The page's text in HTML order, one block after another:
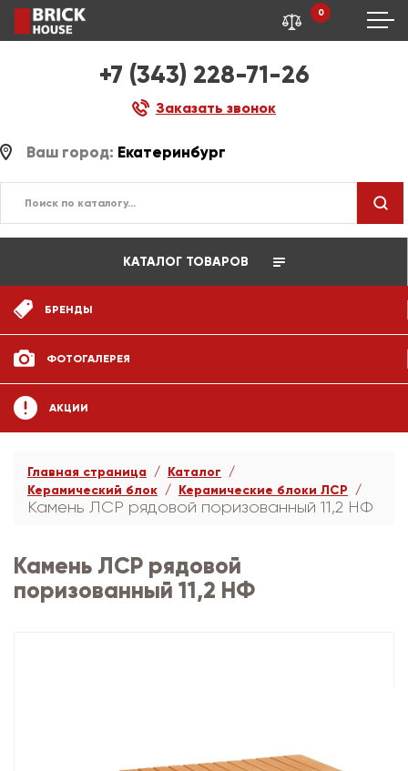
+7 (343) 228-71-26
Заказать звонок
0
Ваш город: Екатеринбург
КАТАЛОГ ТОВАРОВ
БРЕНДЫ
ФОТОГАЛЕРЕЯ
АКЦИИ
Главная страница
Каталог
Керамический блок
Керамические блоки ЛСР
Камень ЛСР рядовой поризованный 11,2 НФ
Камень ЛСР рядовой
поризованный 11,2 НФ